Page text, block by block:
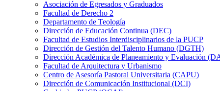
Asociación de Egresados y Graduados
Facultad de Derecho 2
Departamento de Teología
Dirección de Educación Continua (DEC)
Facultad de Estudios Interdisciplinarios de la PUCP
Dirección de Gestión del Talento Humano (DGTH)
Dirección Académica de Planeamiento y Evaluación
Facultad de Arquitectura y Urbanismo
Centro de Asesoría Pastoral Universitaria (CAPU)
Dirección de Comunicación Institucional (DCI)